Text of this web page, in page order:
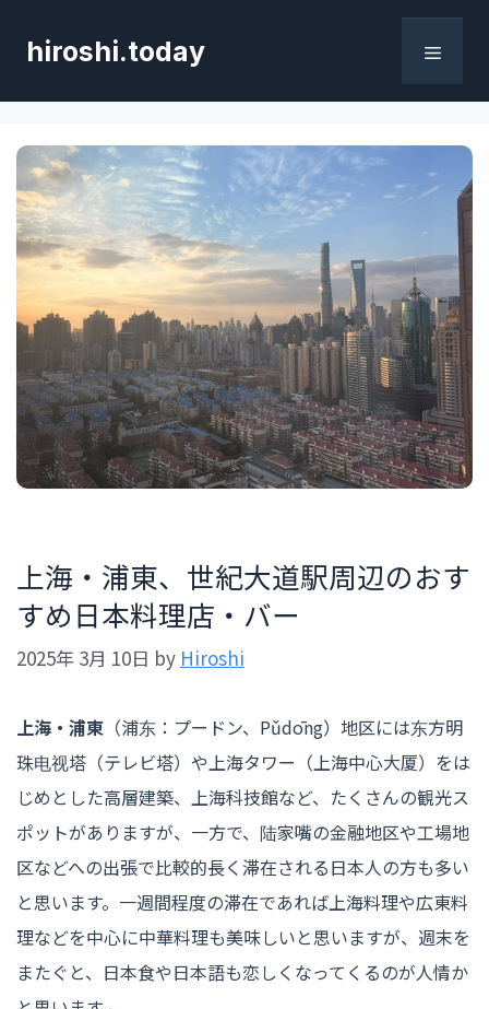
ン
へ
キ
ッ
プ
hiroshi.today
ニ
上海・浦東、世紀大道駅周辺のおす
すめ日本料理店・バー
2025年 3月 10日 by Hiroshi
上海・浦東 （浦东：プードン、Pǔdōng）地区には东方明
珠电视塔（テレビ塔）や上海タワー（上海中心大厦）をは
じめとした高層建築、上海科技館など、たくさんの観光ス
ポットがありますが、一方で、陆家嘴の金融地区や工場地
区などへの出張で比較的長く滞在される日本人の方も多い
と思います。一週間程度の滞在であれば上海料理や広東料
理などを中心に中華料理も美味しいと思いますが、週末を
またぐと、日本食や日本語も恋しくなってくるのが人情か